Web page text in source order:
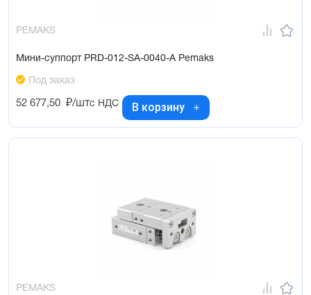
PEMAKS
Мини-суппорт PRD-012-SA-0040-A Pemaks
Под заказ
52 677,50 ₽/штс НДС В корзину
PEMAKS